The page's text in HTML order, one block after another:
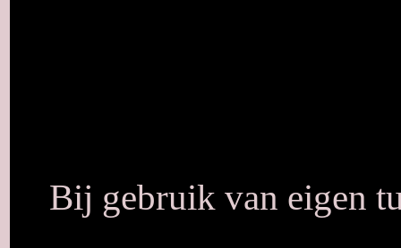
Bij gebruik van eigen